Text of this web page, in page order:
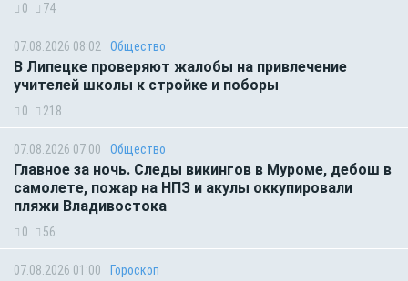
0 74
07.08.2026 08:02 Общество
В Липецке проверяют жалобы на привлечение
учителей школы к стройке и поборы
0 218
07.08.2026 07:00 Общество
Главное за ночь. Следы викингов в Муроме, дебош в
самолете, пожар на НПЗ и акулы оккупировали
пляжи Владивостока
0 56
07.08.2026 01:00 Гороскоп